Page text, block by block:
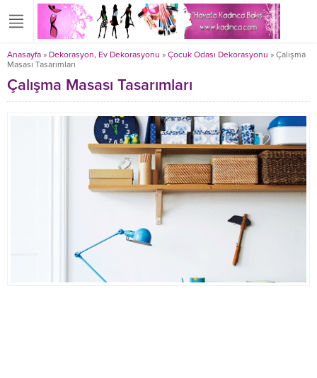
Anasayfa » Dekorasyon, Ev Dekorasyonu » Çocuk Odası Dekorasyonu » Çalışma
Masası Tasarımları
Çalışma Masası Tasarımları